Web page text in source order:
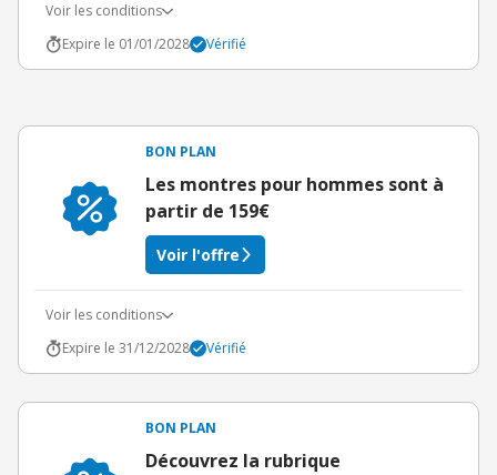
Voir les conditions
Expire le 01/01/2028
Vérifié
BON PLAN
Les montres pour hommes sont à
partir de 159€
Voir l'offre
Voir les conditions
Expire le 31/12/2028
Vérifié
BON PLAN
Découvrez la rubrique